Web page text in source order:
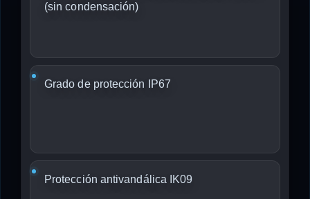
(sin condensación)
Grado de protección IP67
Protección antivandálica IK09